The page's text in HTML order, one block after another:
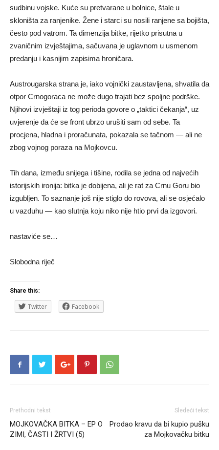
sudbinu vojske. Kuće su pretvarane u bolnice, štale u
skloništa za ranjenike. Žene i starci su nosili ranjene sa bojišta,
često pod vatrom. Ta dimenzija bitke, rijetko prisutna u
zvaničnim izvještajima, sačuvana je uglavnom u usmenom
predanju i kasnijim zapisima hroničara.
Austrougarska strana je, iako vojnički zaustavljena, shvatila da
otpor Crnogoraca ne može dugo trajati bez spoljne podrške.
Njihovi izvještaji iz tog perioda govore o „taktici čekanja“, uz
uvjerenje da će se front ubrzo urušiti sam od sebe. Ta
procjena, hladna i proračunata, pokazala se tačnom — ali ne
zbog vojnog poraza na Mojkovcu.
Tih dana, između snijega i tišine, rodila se jedna od najvećih
istorijskih ironija: bitka je dobijena, ali je rat za Crnu Goru bio
izgubljen. To saznanje još nije stiglo do rovova, ali se osjećalo
u vazduhu — kao slutnja koju niko nije htio prvi da izgovori.
nastaviće se…
Slobodna riječ
Share this:
Twitter Facebook
Prethodni tekst
MOJKOVAČKA BITKA – EP O
ZIMI, ČASTI I ŽRTVI (5)
Sledeći tekst
Prodao kravu da bi kupio pušku
za Mojkovačku bitku